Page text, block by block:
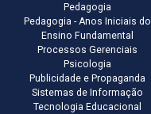
Pedagogia
Pedagogia - Anos Iniciais do
Ensino Fundamental
Processos Gerenciais
Psicologia
Publicidade e Propaganda
Sistemas de Informação
Tecnologia Educacional